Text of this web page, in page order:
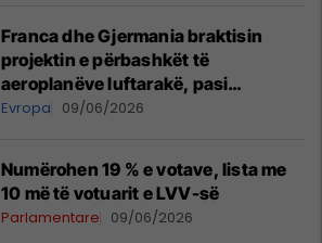
Franca dhe Gjermania braktisin
projektin e përbashkët të
aeroplanëve luftarakë, pasi
kompanitë nuk arrijnë marrëveshje
Evropa 09/06/2026
Numërohen 19 % e votave, lista me
10 më të votuarit e LVV-së
Parlamentare 09/06/2026